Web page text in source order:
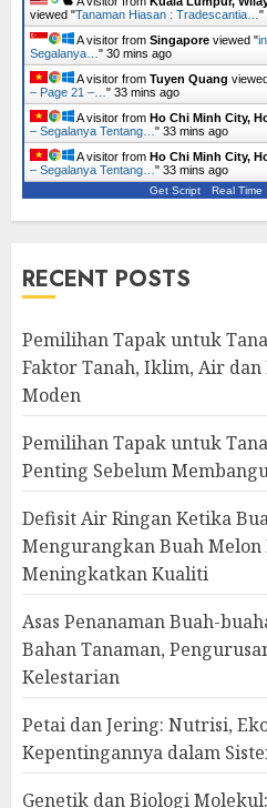
viewed "Tanaman Hiasan : Tradescantia… "
A visitor from Singapore viewed "
Segalanya… " 30 mins ago
A visitor from Tuyen Quang
– Page 21 –… " 33 mins ago
A visitor from Ho Chi Minh City,
– Segalanya Tentang… " 33 mins ago
A visitor from Ho Chi Minh City,
– Segalanya Tentang… " 33 mins ago
Get Script Real Time
RECENT POSTS
Pemilihan Tapak untuk
Faktor Tanah, Iklim, Air
Moden
Pemilihan Tapak untuk
Penting Sebelum
Defisit Air Ringan Ketika
Mengurangkan Buah Melon
Meningkatkan Kualiti
Asas Penanaman Buah-
Bahan Tanaman,
Kelestarian
Petai dan Jering: Nutrisi,
Kepentingannya dalam
Genetik dan Biologi